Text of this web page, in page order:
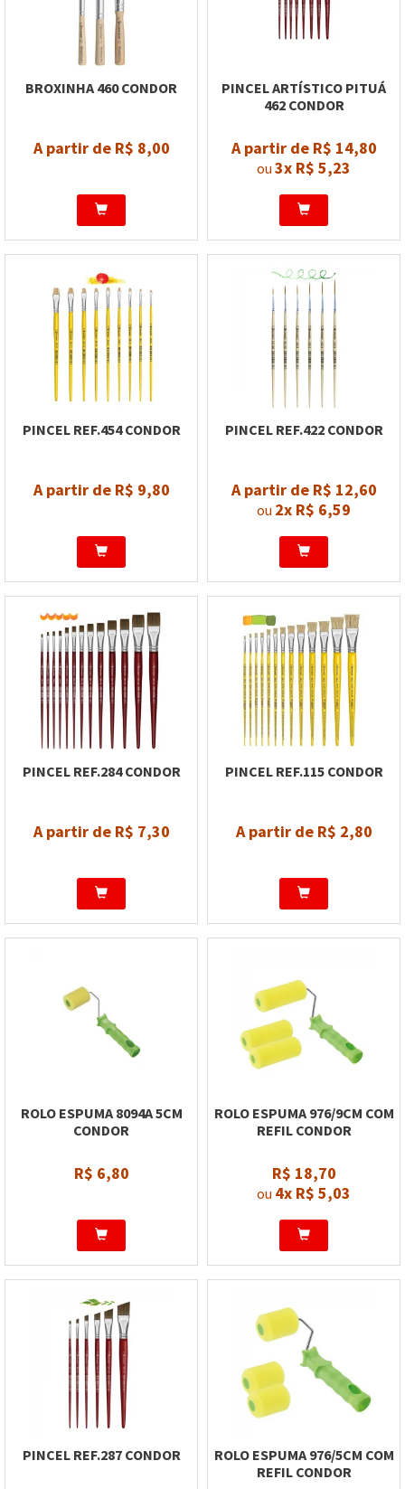
BROXINHA 460 CONDOR
A partir de R$ 8,00
PINCEL ARTÍSTICO PITUÁ
462 CONDOR
A partir de R$ 14,80
ou 3x R$ 5,23
PINCEL REF.454 CONDOR
A partir de R$ 9,80
PINCEL REF.422 CONDOR
A partir de R$ 12,60
ou 2x R$ 6,59
PINCEL REF.284 CONDOR
A partir de R$ 7,30
PINCEL REF.115 CONDOR
A partir de R$ 2,80
ROLO ESPUMA 8094A 5CM
CONDOR
R$ 6,80
ROLO ESPUMA 976/9CM COM
REFIL CONDOR
R$ 18,70
ou 4x R$ 5,03
PINCEL REF.287 CONDOR
ROLO ESPUMA 976/5CM COM
REFIL CONDOR